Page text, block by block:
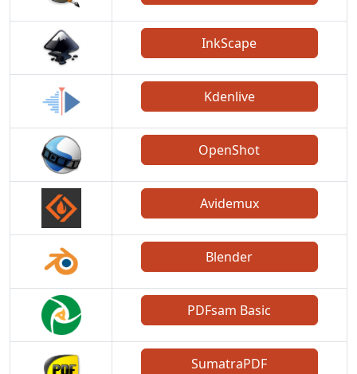
InkScape
Kdenlive
OpenShot
Avidemux
Blender
PDFsam Basic
SumatraPDF